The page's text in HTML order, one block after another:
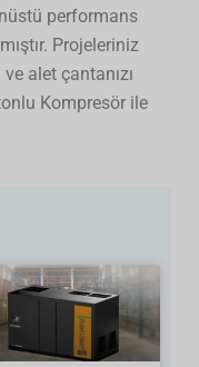
performans
Projeleriniz
alet çantanızı
Kompresör ile